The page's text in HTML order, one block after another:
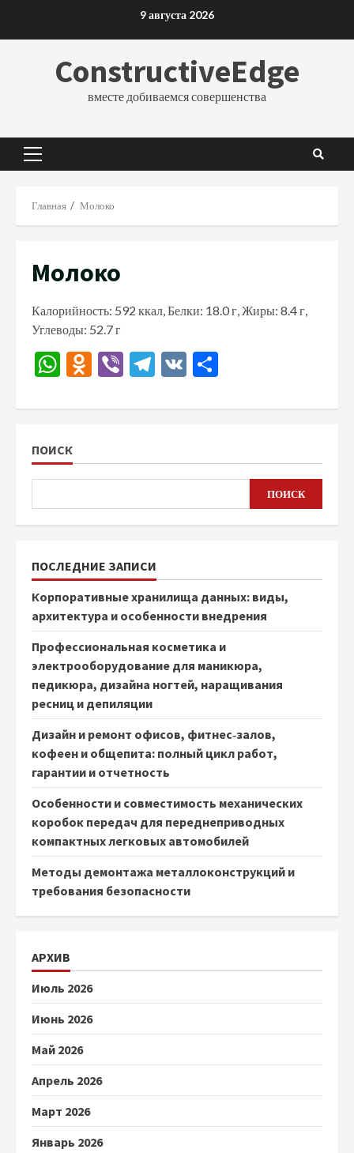
9 августа 2026
ConstructiveEdge
вместе добиваемся совершенства
Основное
Главная Молоко
Молоко
Калорийность: 592 ккал, Белки: 18.0 г, Жиры: 8.4 г,
Углеводы: 52.7 г
WhatsApp
Odnoklassniki
ViberTelegram
VK
ПОИСК
ПОИСК
ПОСЛЕДНИЕ ЗАПИСИ
Корпоративные хранилища данных: виды,
архитектура и особенности внедрения
Профессиональная косметика и
электрооборудование для маникюра,
педикюра, дизайна ногтей, наращивания
ресниц и депиляции
Дизайн и ремонт офисов, фитнес‑залов,
кофеен и общепита: полный цикл работ,
гарантии и отчетность
Особенности и совместимость механических
коробок передач для переднеприводных
компактных легковых автомобилей
Методы демонтажа металлоконструкций и
требования безопасности
АРХИВ
Июль 2026
Июнь 2026
Май 2026
Апрель 2026
Март 2026
Январь 2026